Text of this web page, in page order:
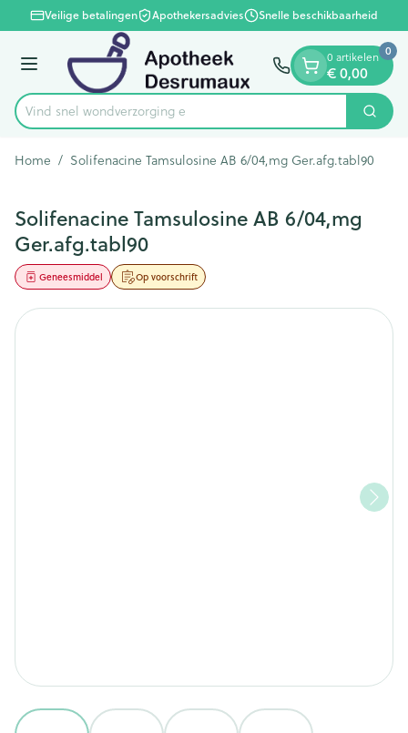
Ga naar de inhoud
1 van 1Veilige betalingen Apothekersadvies Snelle beschikbaarheid
Menu
Product, merk, categorie...
Vind snel wondverzo Zoek
0 artikelen
€ 0,00
0
Home / Solifenacine Tamsulosine AB 6/04,mg Ger.afg.tabl90
Solifenacine Tamsulosine AB 6/04,mg
Ger.afg.tabl90
Op voorschrift
Geneesmiddel
View larger imageView larger imageView larger imageView larger image